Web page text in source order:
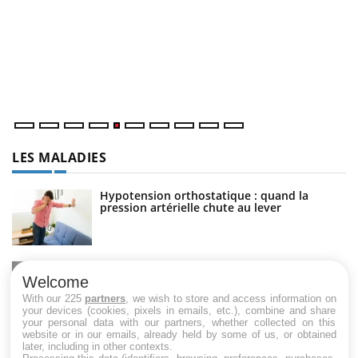
LES MALADIES
Hypotension orthostatique : quand la
pression artérielle chute au lever
Maladie de Charcot (Sclérose latérale
amyotrophique)
Welcome
With our 225 partners , we wish to store and access information on
your devices (cookies, pixels in emails, etc.), combine and share
your personal data with our partners, whether collected on this
website or in our emails, already held by some of us, or obtained
later, including in other contexts.